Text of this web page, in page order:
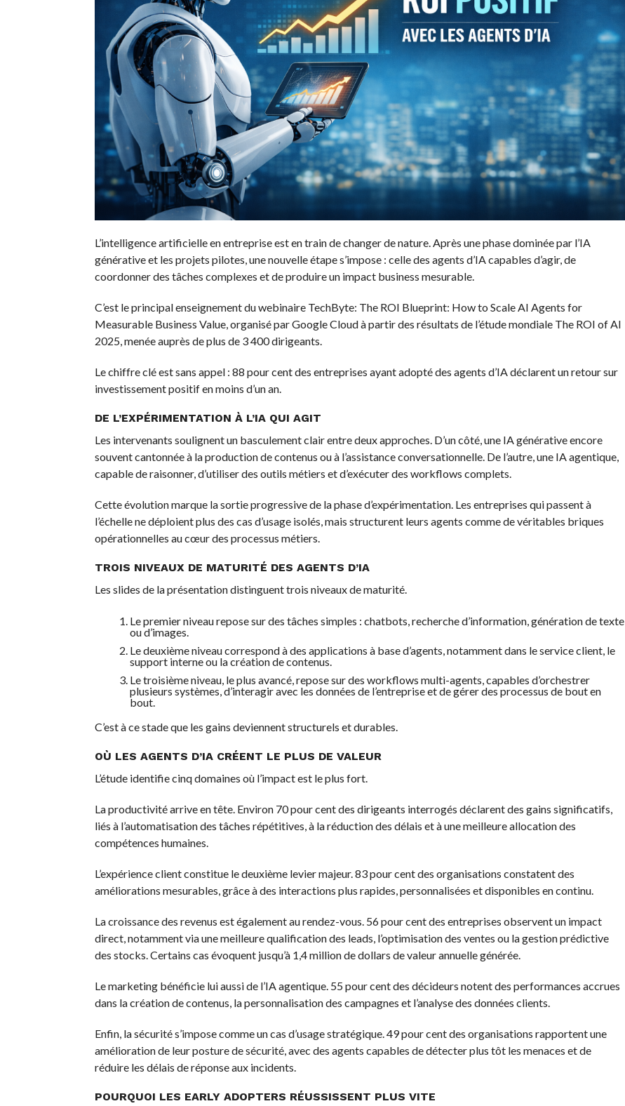
L’intelligence artificielle en entreprise est en train de changer de nature. Après une phase dominée par l’IA
générative et les projets pilotes, une nouvelle étape s’impose : celle des agents d’IA capables d’agir, de
coordonner des tâches complexes et de produire un impact business mesurable.
C’est le principal enseignement du webinaire TechByte: The ROI Blueprint: How to Scale AI Agents for
Measurable Business Value, organisé par Google Cloud à partir des résultats de l’étude mondiale The ROI of AI
2025, menée auprès de plus de 3 400 dirigeants.
Le chiffre clé est sans appel : 88 pour cent des entreprises ayant adopté des agents d’IA déclarent un retour sur
investissement positif en moins d’un an.
DE L’EXPÉRIMENTATION À L’IA QUI AGIT
Les intervenants soulignent un basculement clair entre deux approches. D’un côté, une IA générative encore
souvent cantonnée à la production de contenus ou à l’assistance conversationnelle. De l’autre, une IA agentique,
capable de raisonner, d’utiliser des outils métiers et d’exécuter des workflows complets.
Cette évolution marque la sortie progressive de la phase d’expérimentation. Les entreprises qui passent à
l’échelle ne déploient plus des cas d’usage isolés, mais structurent leurs agents comme de véritables briques
opérationnelles au cœur des processus métiers.
TROIS NIVEAUX DE MATURITÉ DES AGENTS D’IA
Les slides de la présentation distinguent trois niveaux de maturité.
Le premier niveau repose sur des tâches simples : chatbots, recherche d’information, génération de texte
ou d’images.
Le deuxième niveau correspond à des applications à base d’agents, notamment dans le service client, le
support interne ou la création de contenus.
Le troisième niveau, le plus avancé, repose sur des workflows multi-agents, capables d’orchestrer
plusieurs systèmes, d’interagir avec les données de l’entreprise et de gérer des processus de bout en
bout.
C’est à ce stade que les gains deviennent structurels et durables.
OÙ LES AGENTS D’IA CRÉENT LE PLUS DE VALEUR
L’étude identifie cinq domaines où l’impact est le plus fort.
La productivité arrive en tête. Environ 70 pour cent des dirigeants interrogés déclarent des gains significatifs,
liés à l’automatisation des tâches répétitives, à la réduction des délais et à une meilleure allocation des
compétences humaines.
L’expérience client constitue le deuxième levier majeur. 83 pour cent des organisations constatent des
améliorations mesurables, grâce à des interactions plus rapides, personnalisées et disponibles en continu.
La croissance des revenus est également au rendez-vous. 56 pour cent des entreprises observent un impact
direct, notamment via une meilleure qualification des leads, l’optimisation des ventes ou la gestion prédictive
des stocks. Certains cas évoquent jusqu’à 1,4 million de dollars de valeur annuelle générée.
Le marketing bénéficie lui aussi de l’IA agentique. 55 pour cent des décideurs notent des performances accrues
dans la création de contenus, la personnalisation des campagnes et l’analyse des données clients.
Enfin, la sécurité s’impose comme un cas d’usage stratégique. 49 pour cent des organisations rapportent une
amélioration de leur posture de sécurité, avec des agents capables de détecter plus tôt les menaces et de
réduire les délais de réponse aux incidents.
POURQUOI LES EARLY ADOPTERS RÉUSSISSENT PLUS VITE